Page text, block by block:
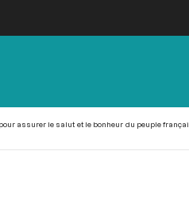
assurer le salut et le bonheur du peuple